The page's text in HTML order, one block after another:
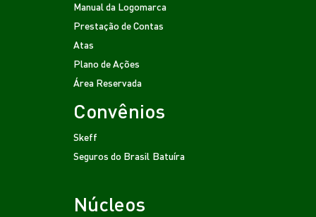
Manual da Logomarca
Prestação de Contas
Atas
Plano de Ações
Área Reservada
Convênios
Skeff
Seguros do Brasil Batuíra
Núcleos